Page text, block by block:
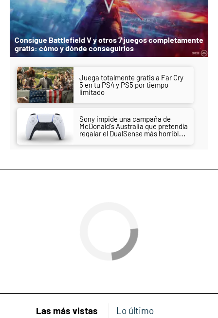
Consigue Battlefield V y otros 7 juegos completamente
gratis: cómo y dónde conseguirlos
Juega totalmente gratis a Far Cry
5 en tu PS4 y PS5 por tiempo
limitado
Sony impide una campaña de
McDonald's Australia que pretendía
regalar el DualSense más horrible
Las más vistas Lo último